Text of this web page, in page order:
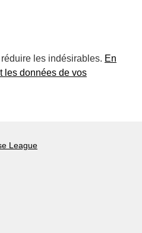
les indésirables. En
les données de vos